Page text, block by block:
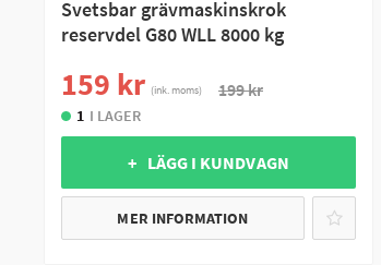
Svetsbar grävmaskinskrok
reservdel G80 WLL 8000 kg
159 kr (ink. moms) 199 kr
1 I LAGER
+ LÄGG I KUNDVAGN
MER INFORMATION